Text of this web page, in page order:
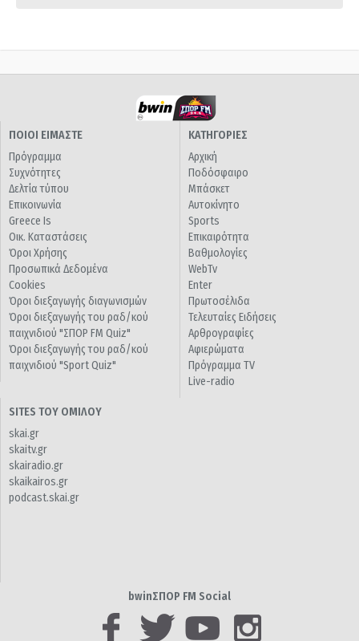
ΠΟΙΟΙ ΕΙΜΑΣΤΕ
Πρόγραμμα
Συχνότητες
Δελτία τύπου
Επικοινωνία
Greece Is
Οικ. Καταστάσεις
Όροι Χρήσης
Προσωπικά Δεδομένα
Cookies
Όροι διεξαγωγής διαγωνισμών
Όροι διεξαγωγής του ραδ/κού
παιχνιδιού "ΣΠΟΡ FM Quiz"
Όροι διεξαγωγής του ραδ/κού
παιχνιδιού "Sport Quiz"
ΚΑΤΗΓΟΡΙΕΣ
Αρχική
Ποδόσφαιρο
Μπάσκετ
Αυτοκίνητο
Sports
Επικαιρότητα
Βαθμολογίες
WebTv
Enter
Πρωτοσέλιδα
Τελευταίες Ειδήσεις
Αρθρογραφίες
Αφιερώματα
Πρόγραμμα TV
Live-radio
SITES ΤΟΥ ΟΜΙΛΟΥ
skai.gr
skaitv.gr
skairadio.gr
skaikairos.gr
podcast.skai.gr
bwinΣΠΟΡ FM Social